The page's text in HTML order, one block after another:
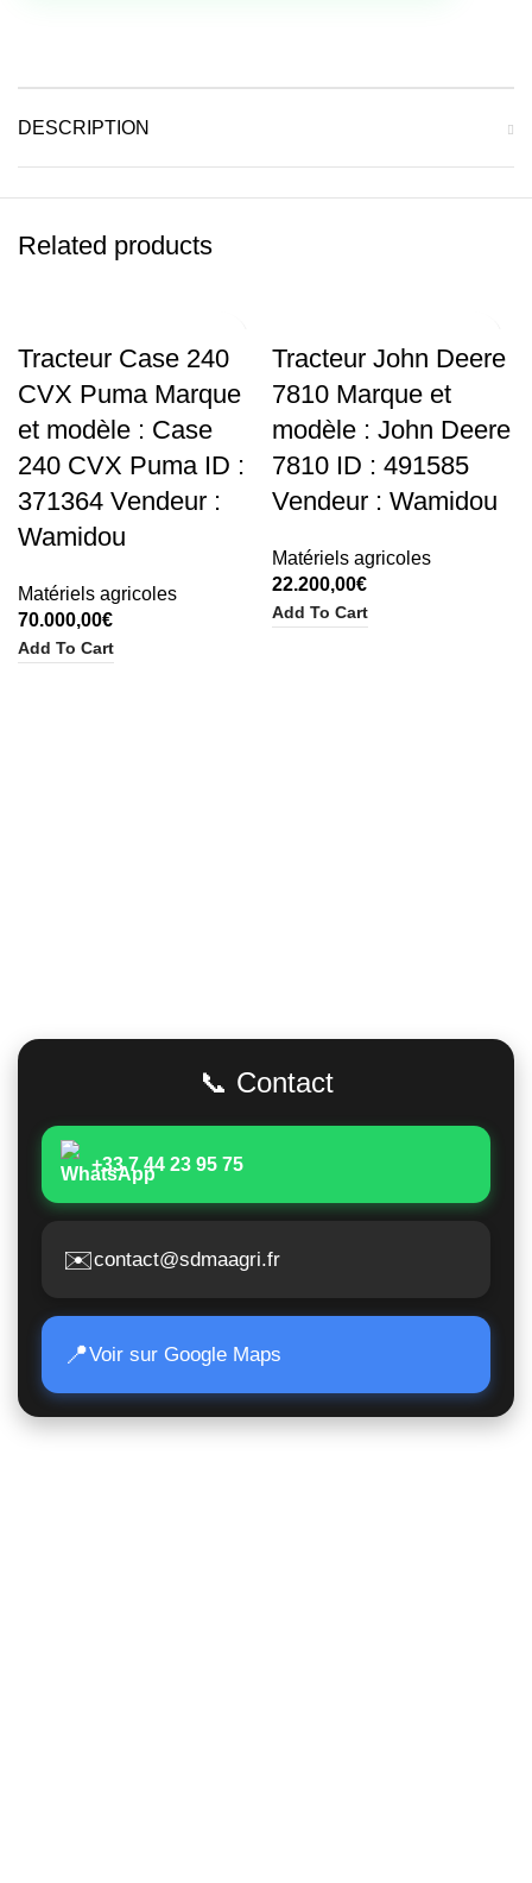
DESCRIPTION
Related products
Tracteur Case 240
CVX Puma Marque
et modèle : Case
240 CVX Puma ID :
371364 Vendeur :
Wamidou
Matériels agricoles
70.000,00€
Add To Cart
Tracteur John Deere
7810 Marque et
modèle : John Deere
7810 ID : 491585
Vendeur : Wamidou
Matériels agricoles
22.200,00€
Add To Cart
📞 Contact
+33 7 44 23 95 75
✉️contact@sdmaagri.fr
📍Voir sur Google Maps